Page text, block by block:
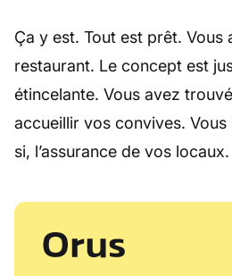
Ça y est. Tout est prêt.
restaurant. Le concept est
étincelante. Vous avez
accueillir vos convives. Vous
si, l’assurance de vos locaux.